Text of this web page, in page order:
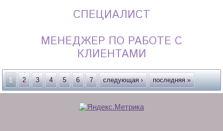
СПЕЦИАЛИСТ
МЕНЕДЖЕР ПО РАБОТЕ С
КЛИЕНТАМИ
Страницы
1 2 3 4 5 6 7 следующая › последняя »